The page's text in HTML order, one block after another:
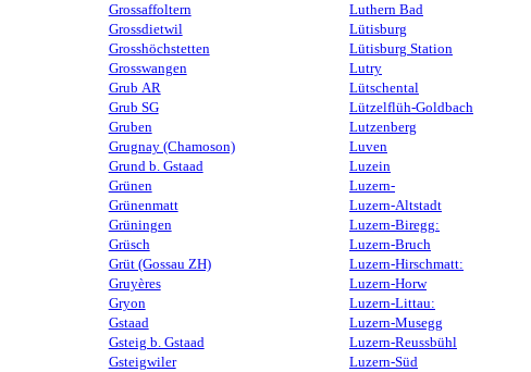
Grossaffoltern
Grossdietwil
Grosshöchstetten
Grosswangen
Grub AR
Grub SG
Gruben
Grugnay (Chamoson)
Grund b. Gstaad
Grünen
Grünenmatt
Grüningen
Grüsch
Grüt (Gossau ZH)
Gruyères
Gryon
Gstaad
Gsteig b. Gstaad
Gsteigwiler
Luthern Bad
Lütisburg
Lütisburg Station
Lutry
Lütschental
Lützelflüh-Goldbach
Lutzenberg
Luven
Luzein
Luzern-
Luzern-Altstadt
Luzern-Biregg:
Luzern-Bruch
Luzern-Hirschmatt:
Luzern-Horw
Luzern-Littau:
Luzern-Musegg
Luzern-Reussbühl
Luzern-Süd